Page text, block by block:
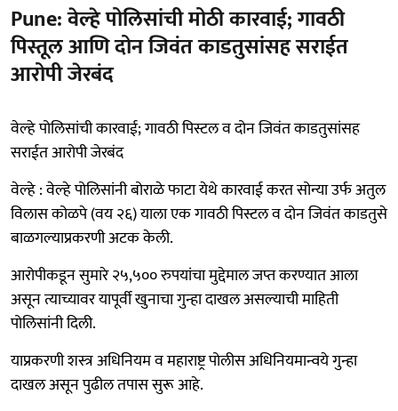
Pune: वेल्हे पोलिसांची मोठी कारवाई; गावठी
पिस्तूल आणि दोन जिवंत काडतुसांसह सराईत
आरोपी जेरबंद
वेल्हे पोलिसांची कारवाई; गावठी पिस्टल व दोन जिवंत काडतुसांसह
सराईत आरोपी जेरबंद
वेल्हे : वेल्हे पोलिसांनी बोराळे फाटा येथे कारवाई करत सोन्या उर्फ अतुल
विलास कोळपे (वय २६) याला एक गावठी पिस्टल व दोन जिवंत काडतुसे
बाळगल्याप्रकरणी अटक केली.
आरोपीकडून सुमारे २५,५०० रुपयांचा मुद्देमाल जप्त करण्यात आला
असून त्याच्यावर यापूर्वी खुनाचा गुन्हा दाखल असल्याची माहिती
पोलिसांनी दिली.
याप्रकरणी शस्त्र अधिनियम व महाराष्ट्र पोलीस अधिनियमान्वये गुन्हा
दाखल असून पुढील तपास सुरू आहे.